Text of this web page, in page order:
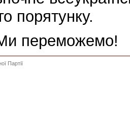
порятунку.
переможемо!
Партії